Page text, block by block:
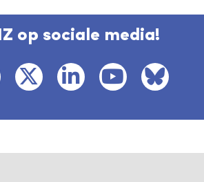
op sociale media!